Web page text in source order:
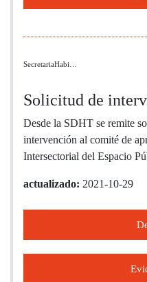
SecretariaHabi…
Solicitud de
Desde la SDHT se remite
intervención al comité de
Intersectorial del Espacio
actualizado: 2021-10-29